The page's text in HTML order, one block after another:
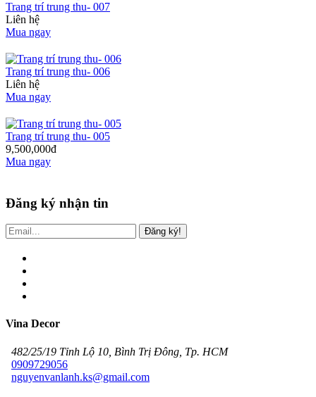
Trang trí trung thu- 007
Liên hệ
Mua ngay
Trang trí trung thu- 006
Liên hệ
Mua ngay
Trang trí trung thu- 005
9,500,000đ
Mua ngay
Đăng ký nhận tin
Đăng ký!
Vina Decor
482/25/19 Tỉnh Lộ 10, Bình Trị Đông, Tp. HCM
0909729056
nguyenvanlanh.ks@gmail.com